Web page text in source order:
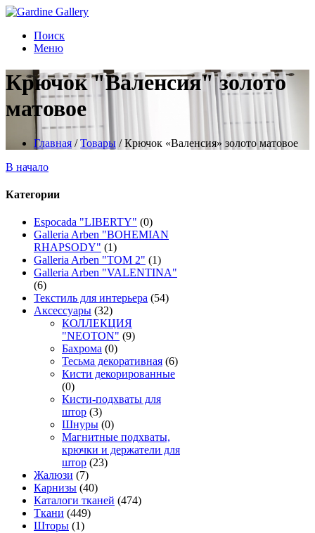
Поиск
Меню
Крючок "Валенсия" золото
матовое
Главная /Товары /Крючок «Валенсия» золото матовое
В начало
Категории
Espocada "LIBERTY" (0)
Galleria Arben "BOHEMIAN
RHAPSODY" (1)
Galleria Arben "TOM 2" (1)
Galleria Arben "VALENTINA"
(6)
Текстиль для интерьера (54)
Аксессуары (32)
КОЛЛЕКЦИЯ
"NEOTON" (9)
Бахрома (0)
Тесьма декоративная (6)
Кисти декорированные
(0)
Кисти-подхваты для
штор (3)
Шнуры (0)
Магнитные подхваты,
крючки и держатели для
штор (23)
Жалюзи (7)
Карнизы (40)
Каталоги тканей (474)
Ткани (449)
Шторы (1)